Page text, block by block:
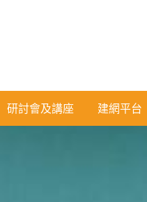
研討會及講座 建網平台